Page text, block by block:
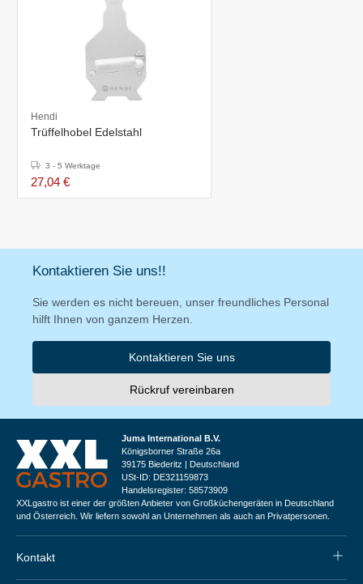
Hendi
Trüffelhobel Edelstahl
3 - 5 Werktage
27,04 €
Kontaktieren Sie uns!!
Sie werden es nicht bereuen, unser freundliches Personal
hilft Ihnen von ganzem Herzen.
Kontaktieren Sie uns
Rückruf vereinbaren
Juma International B.V.
Königsborner Straße 26a
39175 Biederitz | Deutschland
USt-ID: DE321159873
Handelsregister: 58573909
XXLgastro ist einer der größten Anbieter von Großküchengeräten in Deutschland
und Österreich. Wir liefern sowohl an Unternehmen als auch an Privatpersonen.
Kontakt